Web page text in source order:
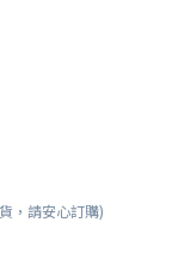
，請安心訂購)